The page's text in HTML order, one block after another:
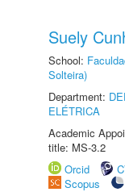
Suely
School:
Solteira)
Department:
ELÉTRICA
Academic
title: MS-3.2
Orcid
Scopus